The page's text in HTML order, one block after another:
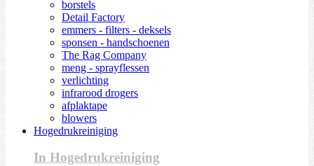
borstels
Detail Factory
emmers - filters - deksels
sponsen - handschoenen
The Rag Company
meng - sprayflessen
verlichting
infrarood drogers
afplaktape
blowers
Hogedrukreiniging
In Hogedrukreiniging